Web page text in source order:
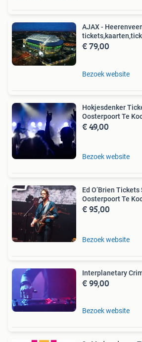
AJAX -
€ 79,00
Bezoek website
Hokjesdenker
Oosterpoort Te
€ 49,00
Bezoek website
Ed O’Brien Tickets
Oosterpoort Te
€ 95,00
Bezoek website
Interplanetary
€ 99,00
Bezoek website